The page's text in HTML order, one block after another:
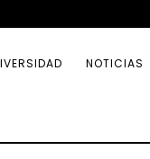
NOTICIAS